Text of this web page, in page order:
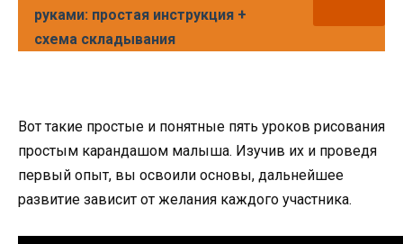
руками: простая инструкция +
схема складывания
Вот такие простые и понятные пять уроков рисования
простым карандашом малыша. Изучив их и проведя
первый опыт, вы освоили основы, дальнейшее
развитие зависит от желания каждого участника.